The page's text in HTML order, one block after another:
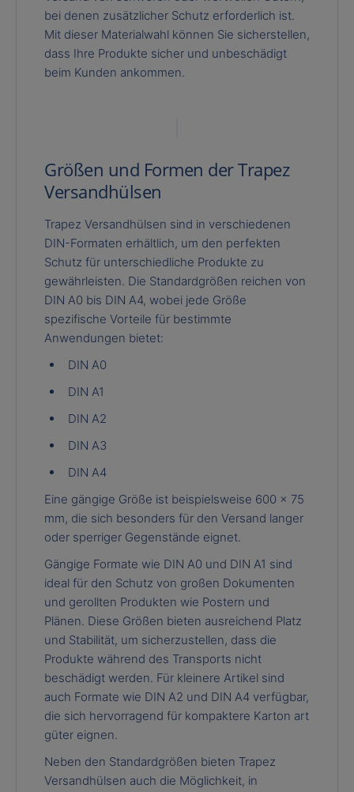
bei denen zusätzlicher Schutz erforderlich ist.
Mit dieser Materialwahl können Sie sicherstellen,
dass Ihre Produkte sicher und unbeschädigt
beim Kunden ankommen.
Größen und Formen der Trapez
Versandhülsen
Trapez Versandhülsen sind in verschiedenen
DIN-Formaten erhältlich, um den perfekten
Schutz für unterschiedliche Produkte zu
gewährleisten. Die Standardgrößen reichen von
DIN A0 bis DIN A4, wobei jede Größe
spezifische Vorteile für bestimmte
Anwendungen bietet:
DIN A0
DIN A1
DIN A2
DIN A3
DIN A4
Eine gängige Größe ist beispielsweise 600 x 75
mm, die sich besonders für den Versand langer
oder sperriger Gegenstände eignet.
Gängige Formate wie DIN A0 und DIN A1 sind
ideal für den Schutz von großen Dokumenten
und gerollten Produkten wie Postern und
Plänen. Diese Größen bieten ausreichend Platz
und Stabilität, um sicherzustellen, dass die
Produkte während des Transports nicht
beschädigt werden. Für kleinere Artikel sind
auch Formate wie DIN A2 und DIN A4 verfügbar,
die sich hervorragend für kompaktere Karton art
güter eignen.
Neben den Standardgrößen bieten Trapez
Versandhülsen auch die Möglichkeit, in